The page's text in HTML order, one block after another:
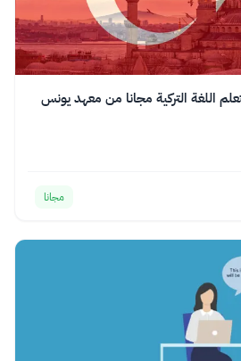
اللغة التركية مجانا من معهد يونس
مجانا